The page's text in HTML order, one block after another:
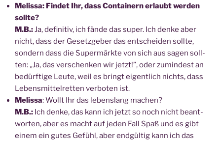
Melis­sa: Fin­det Ihr, dass Con­tai­nern erlaubt wer­den
soll­te?
M.B.:Ja, defi­ni­tiv, ich fän­de das super. Ich den­ke aber
nicht, dass der Gesetz­ge­ber das ent­schei­den soll­te,
son­dern dass die Super­märk­te von sich aus sagen soll­
ten: „Ja, das ver­schen­ken wir jetzt!”, oder zumin­dest an
bedürf­ti­ge Leu­te, weil es bringt eigent­lich nichts, dass
Lebens­mit­tel­ret­ten ver­bo­ten ist.
Melis­sa: Wollt Ihr das lebens­lang machen?
M.B.: Ich den­ke, das kann ich jetzt so noch nicht beant­
wor­ten, aber es macht auf jeden Fall Spaß und es gibt
einem ein gutes Gefühl, aber end­gül­tig kann ich das